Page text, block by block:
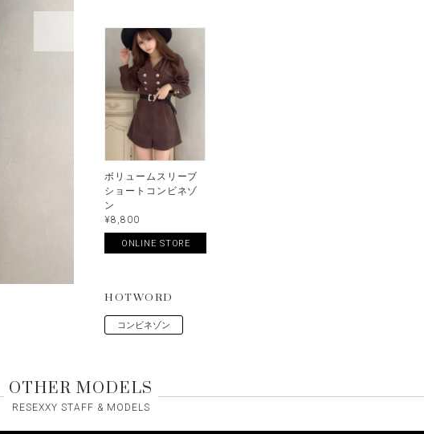
ボリュームスリーブ
ショートコンビネゾ
ン
¥8,800
ONLINE STORE
HOTWORD
コンビネゾン
OTHER MODELS
RESEXXY STAFF & MODELS